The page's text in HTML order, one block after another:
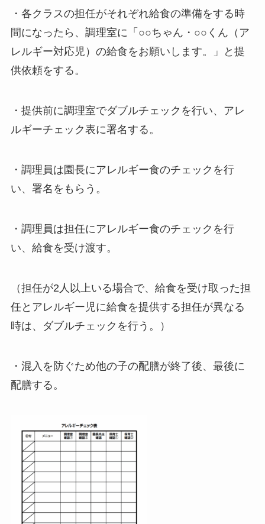
・各クラスの担任がそれぞれ給食の準備をする時
間になったら、調理室に「○○ちゃん・○○くん（ア
レルギー対応児）の給食をお願いします。」と提
供依頼をする。
・提供前に調理室でダブルチェックを行い、アレ
ルギーチェック表に署名する。
・調理員は園長にアレルギー食のチェックを行
い、署名をもらう。
・調理員は担任にアレルギー食のチェックを行
い、給食を受け渡す。
（担任が2人以上いる場合で、給食を受け取った担
任とアレルギー児に給食を提供する担任が異なる
時は、ダブルチェックを行う。）
・混入を防ぐため他の子の配膳が終了後、最後に
配膳する。